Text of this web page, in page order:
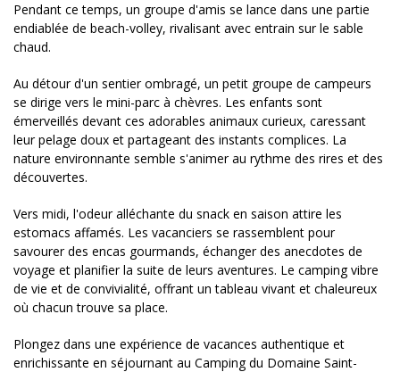
Pendant ce temps, un groupe d'amis se lance dans une partie
endiablée de beach-volley, rivalisant avec entrain sur le sable
chaud.
Au détour d'un sentier ombragé, un petit groupe de campeurs
se dirige vers le mini-parc à chèvres. Les enfants sont
émerveillés devant ces adorables animaux curieux, caressant
leur pelage doux et partageant des instants complices. La
nature environnante semble s'animer au rythme des rires et des
découvertes.
Vers midi, l'odeur alléchante du snack en saison attire les
estomacs affamés. Les vacanciers se rassemblent pour
savourer des encas gourmands, échanger des anecdotes de
voyage et planifier la suite de leurs aventures. Le camping vibre
de vie et de convivialité, offrant un tableau vivant et chaleureux
où chacun trouve sa place.
Plongez dans une expérience de vacances authentique et
enrichissante en séjournant au Camping du Domaine Saint-